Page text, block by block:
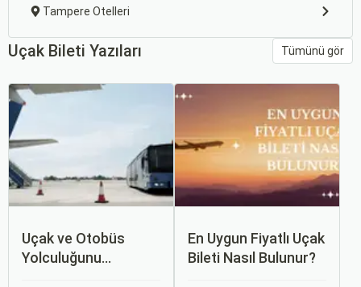
Tampere Otelleri
Uçak Bileti Yazıları Tümünü gör
Uçak ve Otobüs
Yolculuğunu
En Uygun Fiyatlı Uçak
Bileti Nasıl Bulunur?